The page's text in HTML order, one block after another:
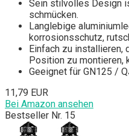
Sein stilvolles Design
schmücken.
Langlebige
korrosionsschutz,
Einfach zu installieren,
Position zu montieren,
Geeignet für GN125 /
11,79 EUR
Bei Amazon ansehen
Bestseller Nr. 15